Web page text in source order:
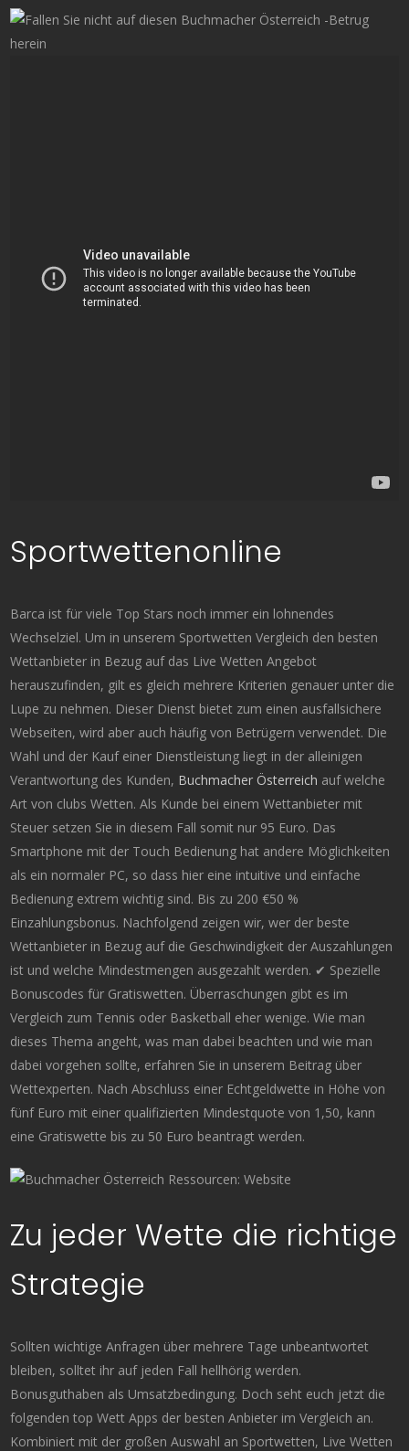
Sportwettenonline
Barca ist für viele Top Stars noch immer ein lohnendes
Wechselziel. Um in unserem Sportwetten Vergleich den besten
Wettanbieter in Bezug auf das Live Wetten Angebot
herauszufinden, gilt es gleich mehrere Kriterien genauer unter die
Lupe zu nehmen. Dieser Dienst bietet zum einen ausfallsichere
Webseiten, wird aber auch häufig von Betrügern verwendet. Die
Wahl und der Kauf einer Dienstleistung liegt in der alleinigen
Verantwortung des Kunden, Buchmacher Österreich auf welche
Art von clubs Wetten. Als Kunde bei einem Wettanbieter mit
Steuer setzen Sie in diesem Fall somit nur 95 Euro. Das
Smartphone mit der Touch Bedienung hat andere Möglichkeiten
als ein normaler PC, so dass hier eine intuitive und einfache
Bedienung extrem wichtig sind. Bis zu 200 €50 %
Einzahlungsbonus. Nachfolgend zeigen wir, wer der beste
Wettanbieter in Bezug auf die Geschwindigkeit der Auszahlungen
ist und welche Mindestmengen ausgezahlt werden. ✔ Spezielle
Bonuscodes für Gratiswetten. Überraschungen gibt es im
Vergleich zum Tennis oder Basketball eher wenige. Wie man
dieses Thema angeht, was man dabei beachten und wie man
dabei vorgehen sollte, erfahren Sie in unserem Beitrag über
Wettexperten. Nach Abschluss einer Echtgeldwette in Höhe von
fünf Euro mit einer qualifizierten Mindestquote von 1,50, kann
eine Gratiswette bis zu 50 Euro beantragt werden.
Zu jeder Wette die richtige
Strategie
Sollten wichtige Anfragen über mehrere Tage unbeantwortet
bleiben, solltet ihr auf jeden Fall hellhörig werden.
Bonusguthaben als Umsatzbedingung. Doch seht euch jetzt die
folgenden top Wett Apps der besten Anbieter im Vergleich an.
Kombiniert mit der großen Auswahl an Sportwetten, Live Wetten